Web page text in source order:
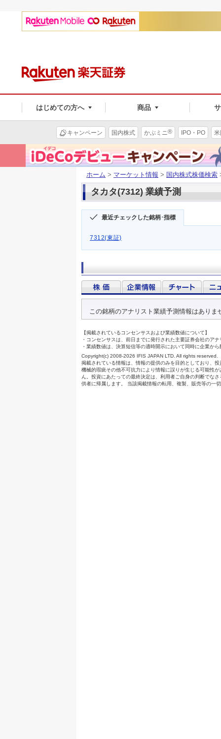
はじめての方へ 商品
キャンペーン 国内株式 かぶミニ® IPO・PO
ホーム > マーケット情報 > 国内株式株価検索
タカタ(7312) 業績予測
最近チェックした銘柄･指標
7312(東証)